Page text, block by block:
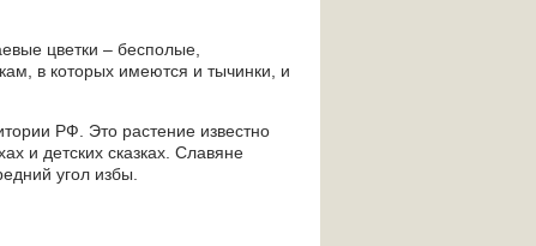
цветки – бесполые,
в которых имеются и тычинки, и
РФ. Это растение известно
и детских сказках. Славяне
угол избы.